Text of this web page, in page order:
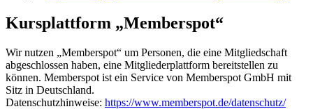
Kursplattform „Memberspot“
Wir nutzen „Memberspot“ um Personen, die eine Mitgliedschaft
abgeschlossen haben, eine Mitgliederplattform bereitstellen zu
können. Memberspot ist ein Service von Memberspot GmbH mit
Sitz in Deutschland.
Datenschutzhinweise: https://www.memberspot.de/datenschutz/